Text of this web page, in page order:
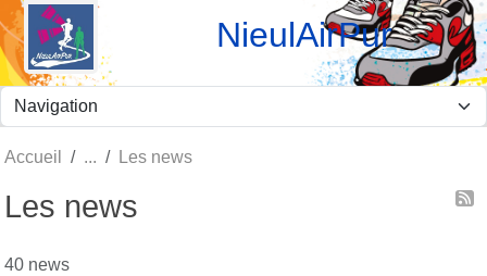
NieulAirPur
Accueil Les news
Les news
40 news
Panneau de gestion des cookies